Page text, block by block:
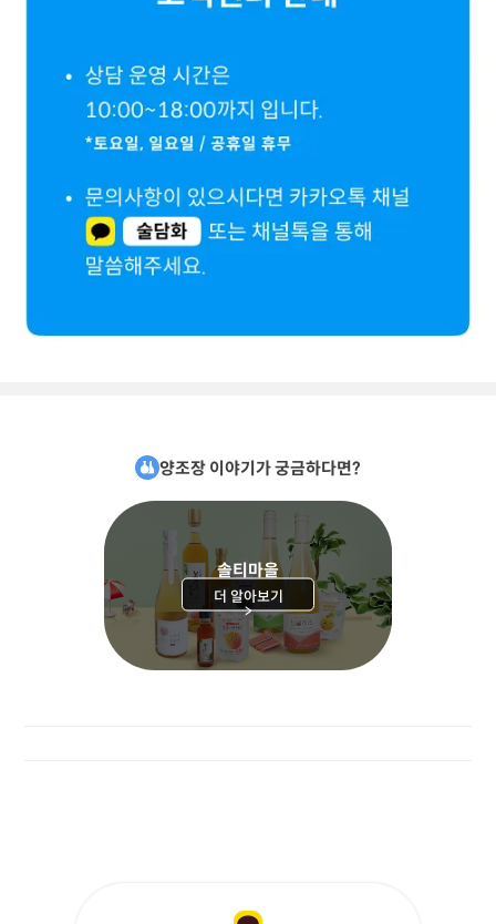
양조장 이야기가 궁금하다면?
솔티마을
더 알아보기
>